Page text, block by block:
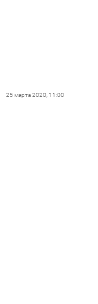
25 марта 2020, 11:00